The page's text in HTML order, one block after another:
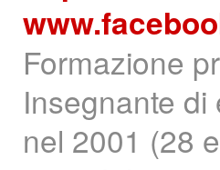
Formazione
Insegnante
nel 2001 (28